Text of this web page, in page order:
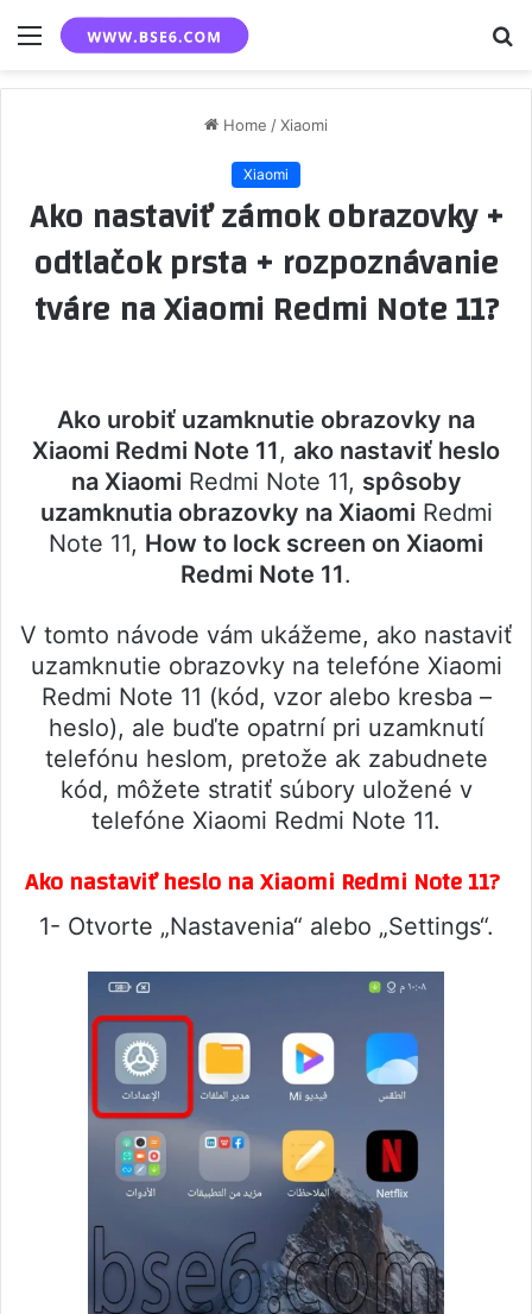
Menu
Home /Xiaomi
Xiaomi
Ako nastaviť zámok obrazovky +
odtlačok prsta + rozpoznávanie
tváre na Xiaomi Redmi Note 11?
Ako urobiť uzamknutie obrazovky na
Xiaomi Redmi Note 11, ako nastaviť heslo
na Xiaomi Redmi Note 11, spôsoby
uzamknutia obrazovky na Xiaomi Redmi
Note 11, How to lock screen on Xiaomi
Redmi Note 11.
V tomto návode vám ukážeme, ako nastaviť
uzamknutie obrazovky na telefóne Xiaomi
Redmi Note 11 (kód, vzor alebo kresba –
heslo), ale buďte opatrní pri uzamknutí
telefónu heslom, pretože ak zabudnete
kód, môžete stratiť súbory uložené v
telefóne Xiaomi Redmi Note 11.
Ako nastaviť heslo na Xiaomi Redmi Note 11?
1- Otvorte „Nastavenia“ alebo „Settings“.